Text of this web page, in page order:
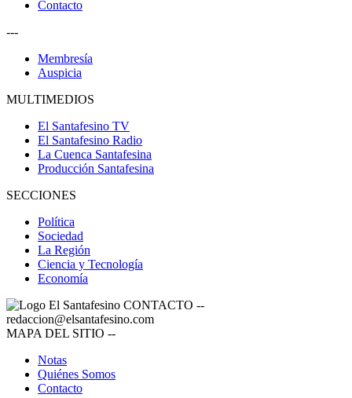
Contacto
---
Membresía
Auspicia
MULTIMEDIOS
El Santafesino TV
El Santafesino Radio
La Cuenca Santafesina
Producción Santafesina
SECCIONES
Política
Sociedad
La Región
Ciencia y Tecnología
Economía
CONTACTO --
redaccion@elsantafesino.com
MAPA DEL SITIO --
Notas
Quiénes Somos
Contacto